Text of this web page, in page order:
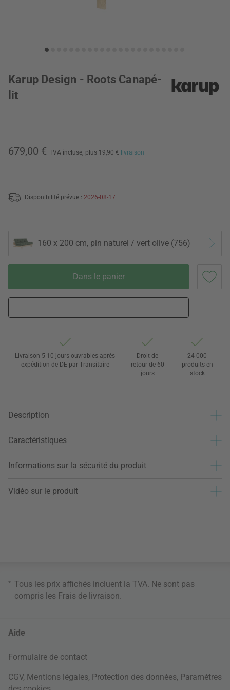
Karup Design - Roots Canapé-
lit
679,00 € TVA incluse, plus 19,90 € livraison
Disponibilité prévue : 2026-08-17
160 x 200 cm, pin naturel / vert olive (756)
Dans le panier
Livraison 5-10 jours ouvrables après
expédition de DE par Transitaire
Droit de
retour de 60
jours
24 000
produits en
stock
Description
Caractéristiques
Informations sur la sécurité du produit
Vidéo sur le produit
* Tous les prix affichés incluent la TVA. Ne sont pas
compris les Frais de livraison
Aide
Formulaire de contact
CGV, Mentions légales, Protection des données, Paramètres